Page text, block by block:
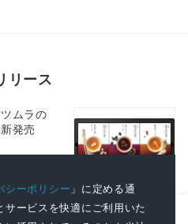
シーポリシー 」に定める通
サービスを快適にご利用いた
リース
ムラの
発売
柳」受